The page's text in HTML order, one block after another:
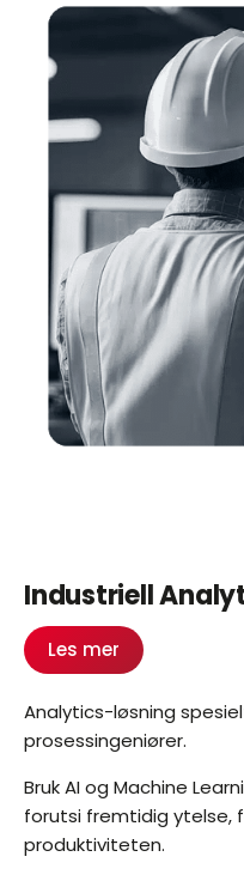
Industriell
Les mer
Analytics-løsning
prosessingeniører.
Bruk AI og Machine
forutsi fremtidig ytelse,
produktiviteten.